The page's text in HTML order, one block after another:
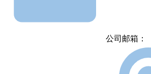
公司邮箱：